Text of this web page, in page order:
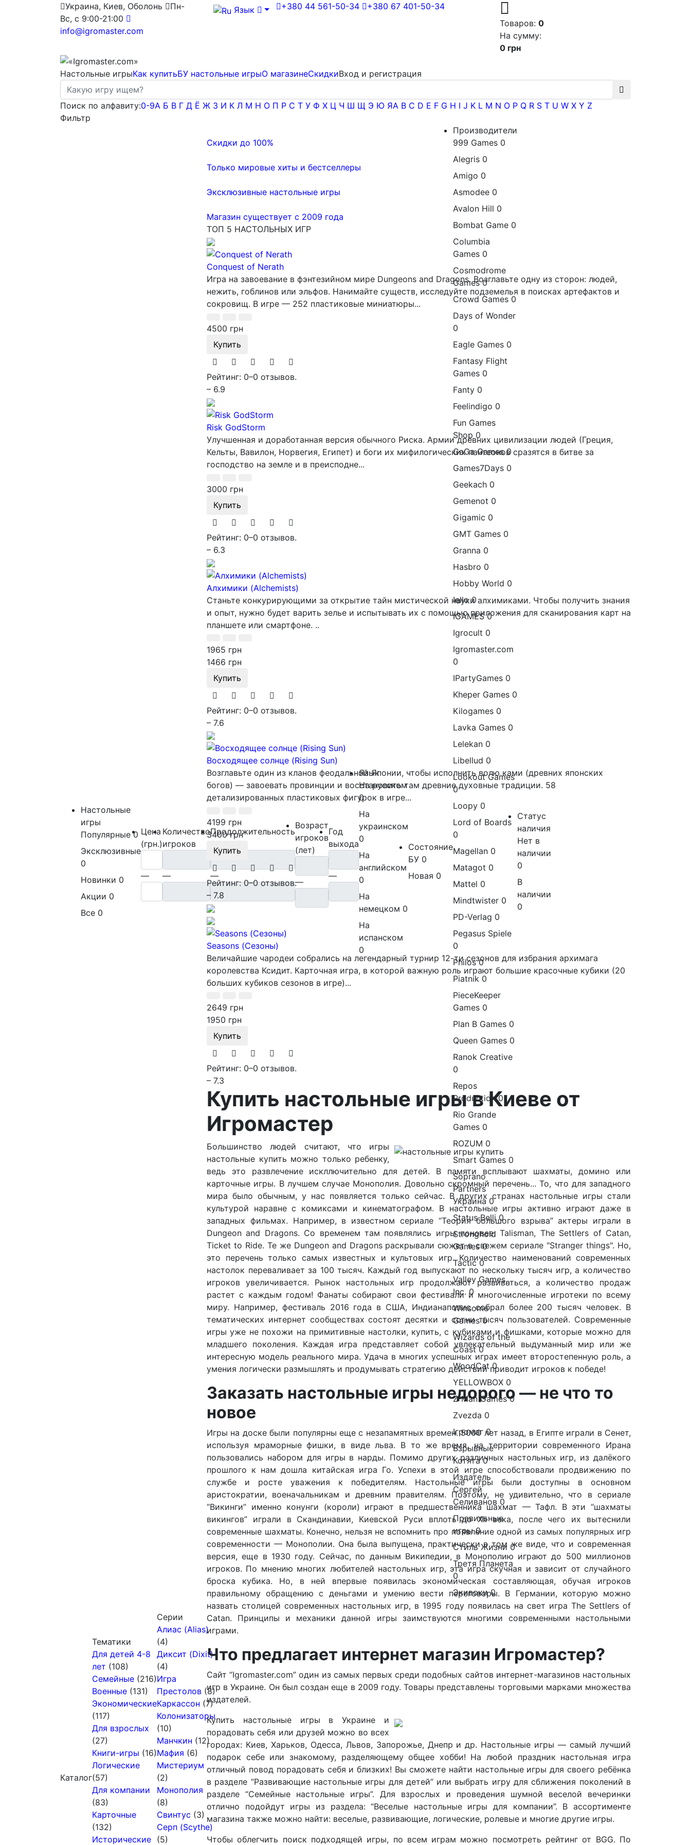
Украина, Киев, Оболонь
Пн-
Вс, с 9:00-21:00
info@igromaster.com
Язык +380 44 561-50-34
+380 67 401-50-34
Товаров: 0
На сумму:
0 грн
Настольные игрыКак купитьБУ настольные игрыО магазинеСкидкиВход и регистрация
Поиск по алфавиту:0-9А Б В Г Д Ё Ж З И К Л М Н О П Р С Т У Ф Х Ц Ч Ш Щ Э Ю ЯA B C D E F G H I J K L M N O P Q R S T U W X Y Z
Фильтр
Настольные
игры
Популярные 0
Эксклюзивные
0
Новинки 0
Акции 0
Все 0
Цена
(грн.)
—
Количество
игроков
—
Продолжительность
(минут)
—
Возраст
игроков
(лет)
—
Год
выхода
—
Язык
На русском
0
На
украинском
0
На
английском
0
На
немецком 0
На
испанском
0
Состояние
БУ 0
Новая 0
Производители
999 Games 0
Alegris 0
Amigo 0
Asmodee 0
Avalon Hill 0
Bombat Game 0
Columbia
Games 0
Cosmodrome
Games 0
Crowd Games 0
Days of Wonder
0
Eagle Games 0
Fantasy Flight
Games 0
Fanty 0
Feelindigo 0
Fun Games
Shop 0
GaGa Games 0
Games7Days 0
Geekach 0
Gemenot 0
Gigamic 0
GMT Games 0
Granna 0
Hasbro 0
Hobby World 0
Iello 0
IGAMES 0
Igrocult 0
Igromaster.com
0
IPartyGames 0
Kheper Games 0
Kilogames 0
Lavka Games 0
Lelekan 0
Libellud 0
Lookout Games
0
Loopy 0
Lord of Boards
0
Magellan 0
Matagot 0
Mattel 0
Mindtwister 0
PD-Verlag 0
Pegasus Spiele
0
Philos 0
Piatnik 0
PieceKeeper
Games 0
Plan B Games 0
Queen Games 0
Ranok Creative
0
Repos
Production 0
Rio Grande
Games 0
ROZUM 0
Smart Games 0
Soprano
Partners
Украина 0
Status Belli 0
Stronghold
Games 0
Tactic 0
Valley Games,
Inc. 0
Winsome
Games 0
Wizards of the
Coast 0
WoodCat 0
YELLOWBOX 0
Z-Man Games 0
Zvezda 0
Ігромаг 0
Взрывные
Котята 0
Издатель
Сергей
Селиванов 0
Правильные
игры 0
Стиль Жизни 0
Третя Планета
0
Экивоки 0
Статус
наличия
Нет в
наличии
0
В
наличии
0
Каталог
Тематики
Для детей 4-8
лет (108)
Семейные (216)
Военные (131)
Экономические
(117)
Для взрослых
(27)
Книги-игры (16)
Логические
(57)
Для компании
(83)
Карточные
(132)
Исторические
Серии
Алиас (Alias)
(4)
Диксит (Dixit)
(4)
Игра
Престолов (8)
Каркассон (7)
Колонизаторы
(10)
Манчкин (12)
Мафия (6)
Мистериум
(2)
Монополия
(8)
Свинтус (3)
Серп (Scythe)
(5)
Скидки до 100%
Только мировые хиты и бестселлеры
Эксклюзивные настольные игры
Магазин существует с 2009 года
ТОП 5 НАСТОЛЬНЫХ ИГР
Conquest of Nerath
Игра на завоевание в фэнтезийном мире Dungeons and Dragons. Возглавьте одну из сторон: людей,
нежить, гоблинов или эльфов. Нанимайте существ, исследуйте подземелья в поисках артефактов и
сокровищ. В игре — 252 пластиковые миниатюры...
4500 грн
Купить
Рейтинг: 0–0 отзывов.
– 6.9
Risk GodStorm
Улучшенная и доработанная версия обычного Риска. Армии древних цивилизации людей (Греция,
Кельты, Вавилон, Норвегия, Египет) и боги их мифилогических пантеонов сразятся в битве за
господство на земле и в преисподне...
3000 грн
Купить
Рейтинг: 0–0 отзывов.
– 6.3
Алхимики (Alchemists)
Станьте конкурирующими за открытие тайн мистической науки алхимиками. Чтобы получить знания
и опыт, нужно будет варить зелье и испытывать их с помощью приложения для сканирования карт на
планшете или смартфоне. ..
1965 грн
1466 грн
Купить
Рейтинг: 0–0 отзывов.
– 7.6
Восходящее солнце (Rising Sun)
Возглавьте один из кланов феодальной Японии, чтобы исполнить волю ками (древних японских
богов) — завоевать провинции и восстановить там древние духовные традиции. 58
детализированных пластиковых фигурок в игре...
4199 грн
3400 грн
Купить
Рейтинг: 0–0 отзывов.
– 7.8
Seasons (Сезоны)
Величайшие чародеи собрались на легендарный турнир 12-ти сезонов для избрания архимага
королевства Ксидит. Карточная игра, в которой важную роль играют большие красочные кубики (20
больших кубиков сезонов в игре)...
2649 грн
1950 грн
Купить
Рейтинг: 0–0 отзывов.
– 7.3
Купить настольные игры в Киеве от
Игромастер
Большинство людей считают, что игры
настольные купить можно только ребенку,
ведь это развлечение искллючительно для детей. В памяти всплывают шахматы, домино или
карточные игры. В лучшем случае Монополия. Довольно скромный перечень... То, что для западного
мира было обычным, у нас появляется только сейчас. В других странах настольные игры стали
культурой наравне с комиксами и кинематографом. В настольные игры активно играют даже в
западных фильмах. Например, в известном сериале “Теория большого взрыва” актеры играли в
Dungeon and Dragons. Со временем там появлялись игры поновее: Talisman, The Settlers of Catan,
Ticket to Ride. Те же Dungeon and Dragons раскрывали сюжет в свежем сериале "Stranger things". Но,
это перечень только самых известных и культовых игр. Количество наименований современных
настолок переваливает за 100 тысяч. Каждый год выпускают по нескольку тысяч игр, а количество
игроков увеличивается. Рынок настольных игр продолжают развиваться, а количество продаж
растет с каждым годом! Фанаты собирают свои фестивали и многочисленные игротеки по всему
миру. Например, фестиваль 2016 года в США, Индианаполис собрал более 200 тысяч человек. В
тематических интернет сообществах состоят десятки и сотни тысяч пользователей. Современные
игры уже не похожи на примитивные настолки, купить, с кубиками и фишками, которые можно для
младшего поколения. Каждая игра представляет собой увлекательный выдуманный мир или же
интересную модель реального мира. Удача в многих успешных играх имеет второстепенную роль, а
умения логически размышлять и продумывать стратегию действий приводит игроков к победе!
Заказать настольные игры недорого — не что то
новое
Игры на доске были популярны еще с незапамятных времен. 5000 лет назад, в Египте играли в Сенет,
используя мраморные фишки, в виде льва. В то же время, на территории современного Ирана
пользовались набором для игры в нарды. Помимо других различных настольных игр, из далёкого
прошлого к нам дошла китайская игра Го. Успехи в этой игре способствовали продвижению по
службе и росте уважения к победителям. Настольные игры были доступны в основном
аристократии, военачальникам и древним правителям. Поэтому, не удивительно, что в сериале
“Викинги” именно конунги (короли) играют в предшественника шахмат — Тафл. В эти “шахматы
викингов” играли в Скандинавии, Киевской Руси вплоть до XII века, после чего их вытеснили
современные шахматы. Конечно, нельзя не вспомнить про появление одной из самых популярных игр
современности — Монополии. Она была выпущена, практически в том же виде, что и современная
версия, еще в 1930 году. Сейчас, по данным Википедии, в Монополию играют до 500 миллионов
игроков. По мнению многих любителей настольных игр, эта игра скучная и зависит от случайного
броска кубика. Но, в ней впервые появилась экономическая составляющая, обучая игроков
правильному обращению с деньгами и умению вести переговоры. В Германии, которую можно
назвать столицей современных настольных игр, в 1995 году появилась на свет игра The Settlers of
Catan. Принципы и механики данной игры заимствуются многими современными настольными
играми.
Что предлагает интернет магазин Игромастер?
Сайт “Igromaster.com” один из самых первых среди подобных сайтов интернет-магазинов настольных
игр в Украине. Он был создан еще в 2009 году. Товары представлены торговыми марками множества
издателей.
Купить настольные игры в Украине и
порадовать себя или друзей можно во всех
городах: Киев, Харьков, Одесса, Львов, Запорожье, Днепр и др. Настольные игры — самый лучший
подарок себе или знакомому, разделяющему общее хобби! На любой праздник настольная игра
отличный повод порадовать себя и близких! Вы сможете найти настольные игры для своего ребёнка
в разделе “Развивающие настольные игры для детей” или выбрать игру для сближения поколений в
разделе “Семейные настольные игры”. Для взрослых и проведения шумной веселой вечеринки
отлично подойдут игры из раздела: “Веселые настольные игры для компании”. В ассортименте
магазина также можно найти: веселые, развивающие, логические, ролевые и многие другие игры.
Чтобы облегчить поиск подходящей игры, по всем играм можно посмотреть рейтинг от BGG. По